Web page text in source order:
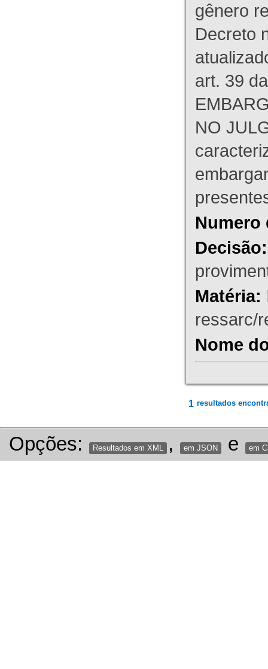
gênero
Decreto
art. 39
NO
Numero
Decisão:
Matéria:
ressarc/
Nome
1 resultados
Opções: Resultados em XML , em JSON e em